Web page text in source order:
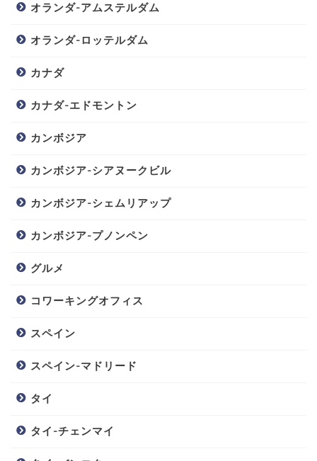
オランダ-アムステルダム
オランダ-ロッテルダム
カナダ
カナダ-エドモントン
カンボジア
カンボジア-シアヌークビル
カンボジア-シェムリアップ
カンボジア-プノンペン
グルメ
コワーキングオフィス
スペイン
スペイン-マドリード
タイ
タイ-チェンマイ